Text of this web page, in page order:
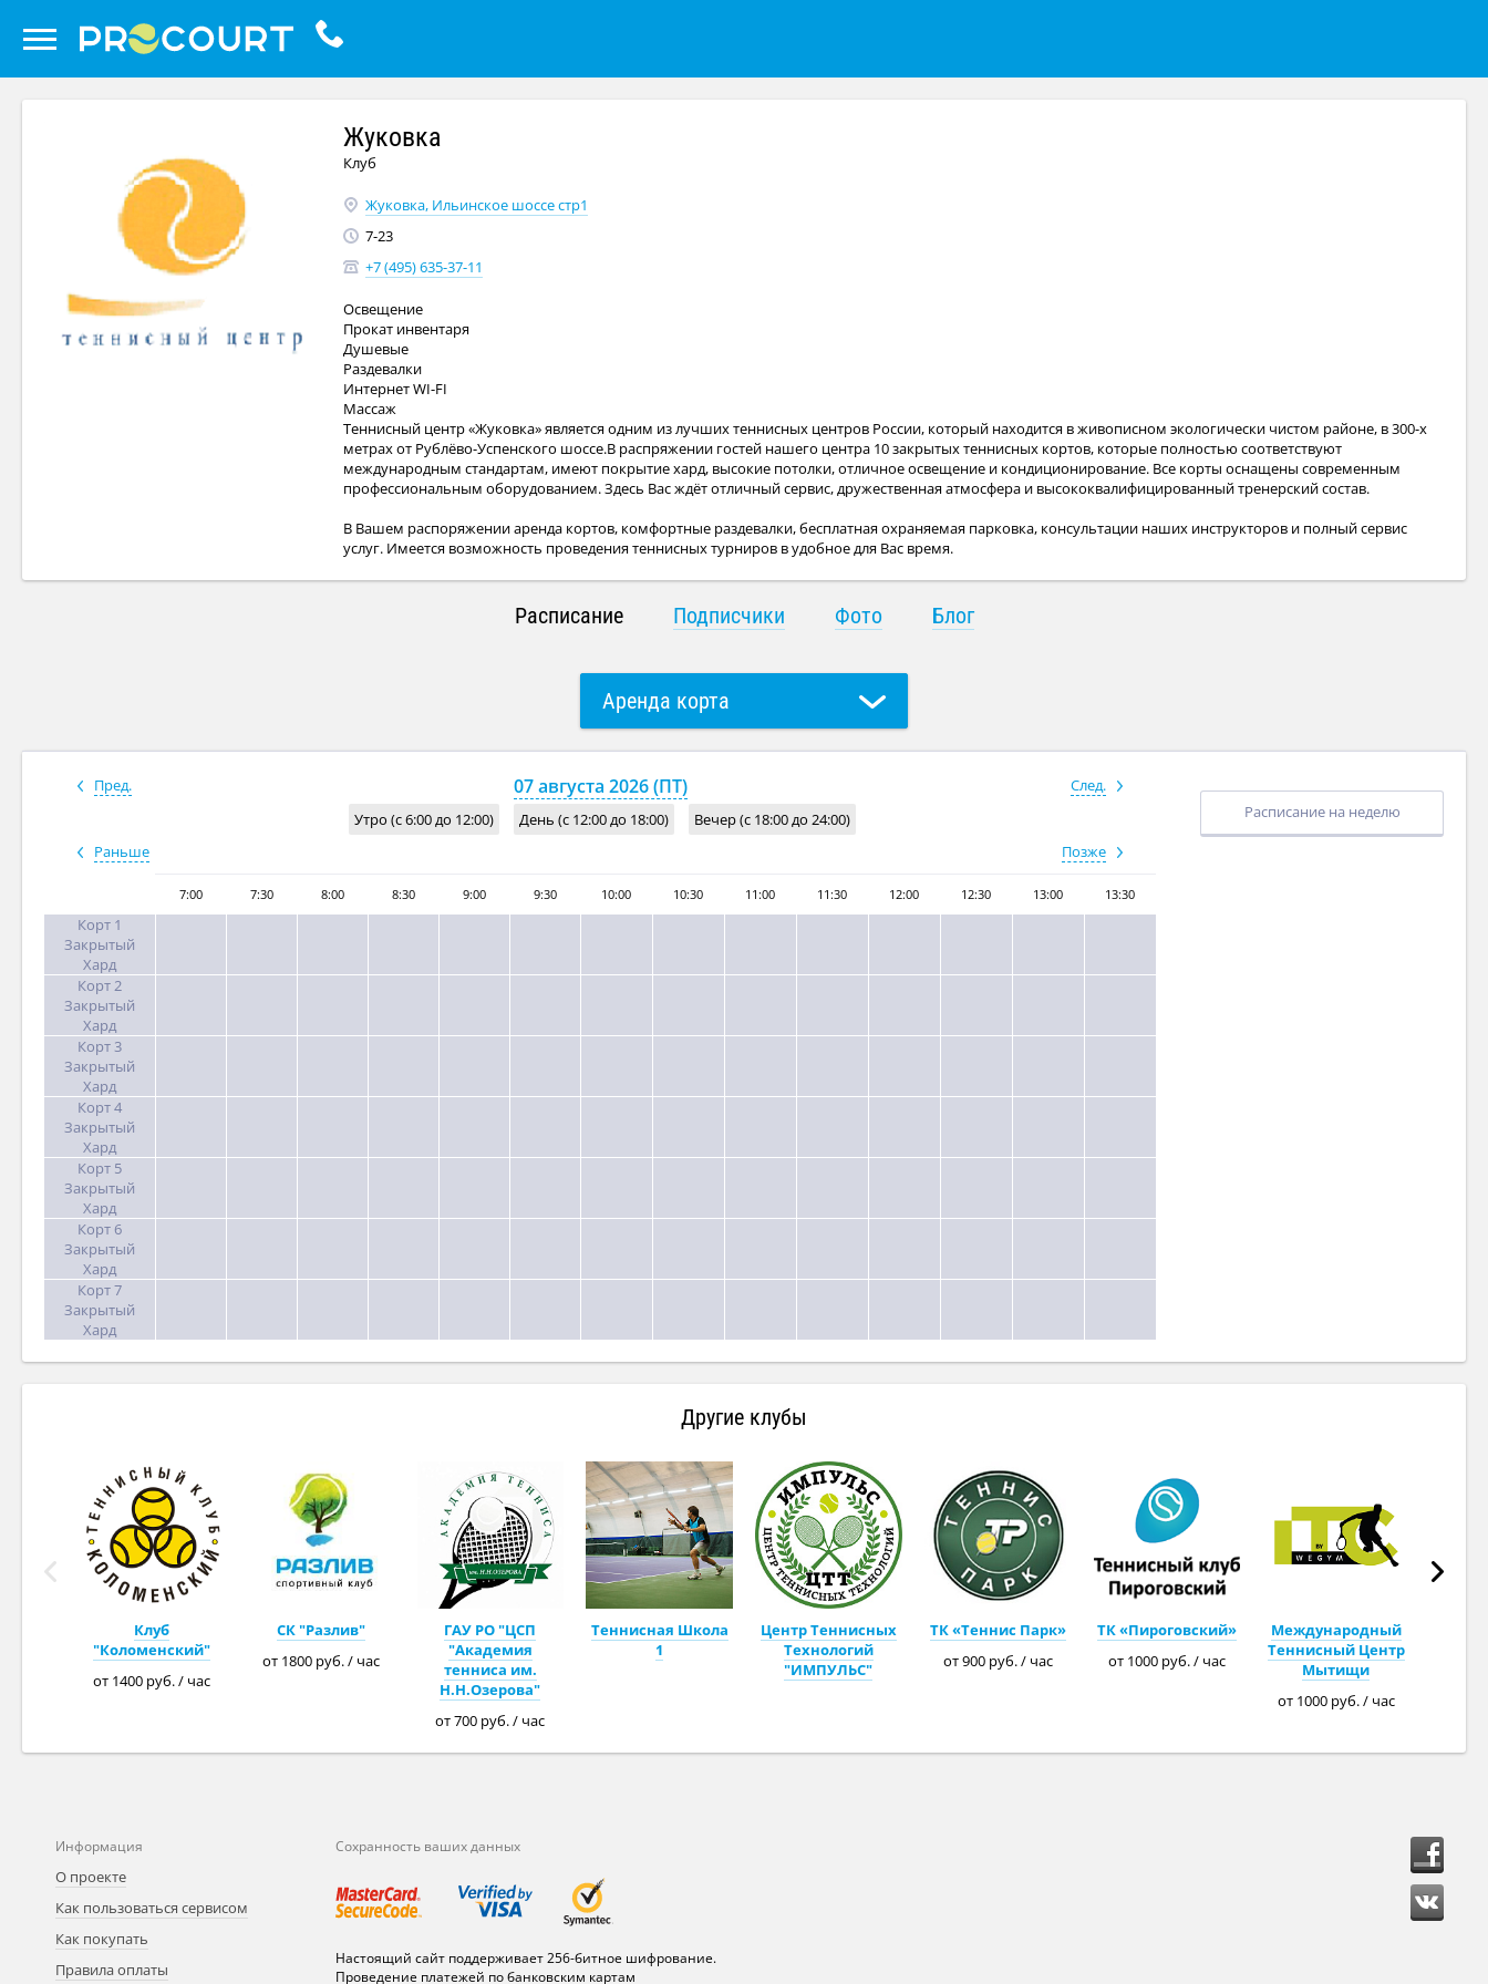
Жуковка
Клуб
Жуковка, Ильинское шоссе стр1
7-23
+7 (495) 635-37-11
Освещение
Прокат инвентаря
Душевые
Раздевалки
Интернет WI-FI
Массаж
Теннисный центр «Жуковка» является одним из лучших теннисных центров России, который находится в живописном экологически чистом районе, в 300-х
метрах от Рублёво-Успенского шоссе.В распряжении гостей нашего центра 10 закрытых теннисных кортов, которые полностью соответствуют
международным стандартам, имеют покрытие хард, высокие потолки, отличное освещение и кондиционирование. Все корты оснащены современным
профессиональным оборудованием. Здесь Вас ждёт отличный сервис, дружественная атмосфера и высококвалифицированный тренерский состав.
В Вашем распоряжении аренда кортов, комфортные раздевалки, бесплатная охраняемая парковка, консультации наших инструкторов и полный сервис
услуг. Имеется возможность проведения теннисных турниров в удобное для Вас время.
Расписание Подписчики Фото Блог
Аренда корта
Групповое занятие с тренером
Пред. 07 августа 2026 (ПТ)
След.
Утро (с 6:00 до 12:00)
День (с 12:00 до 18:00)
Вечер (с 18:00 до 24:00)
Раньше
Позже
7:00 7:30 8:00 8:30 9:00 9:30 10:00 10:30 11:00 11:30 12:00 12:30 13:00 13:30
Корт 1
Закрытый
Хард
Корт 2
Закрытый
Хард
Корт 3
Закрытый
Хард
Корт 4
Закрытый
Хард
Корт 5
Закрытый
Хард
Корт 6
Закрытый
Хард
Корт 7
Закрытый
Хард
Расписание на неделю
Другие клубы
Клуб
"Коломенский"
от 1400 руб. / час
СК "Разлив"
от 1800 руб. / час
ГАУ РО "ЦСП
"Академия
тенниса им.
Н.Н.Озерова"
от 700 руб. / час
Теннисная Школа
1
Центр Теннисных
Технологий
"ИМПУЛЬС"
ТК «Теннис Парк»
от 900 руб. / час
ТК «Пироговский»
от 1000 руб. / час
Международный
Теннисный Центр
Мытищи
от 1000 руб. / час
Информация
О проекте
Как пользоваться сервисом
Как покупать
Правила оплаты
Сохранность ваших данных
Настоящий сайт поддерживает 256-битное шифрование.
Проведение платежей по банковским картам